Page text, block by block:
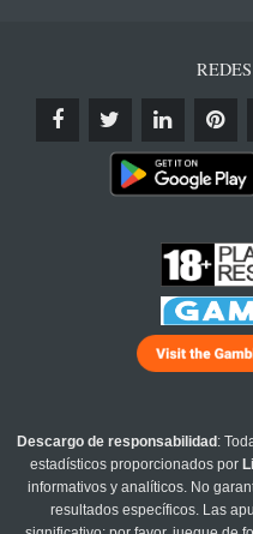
Descargo de responsabilidad :
estadísticos proporcionados por
informativos y analíticos. No
resultados específicos. Las